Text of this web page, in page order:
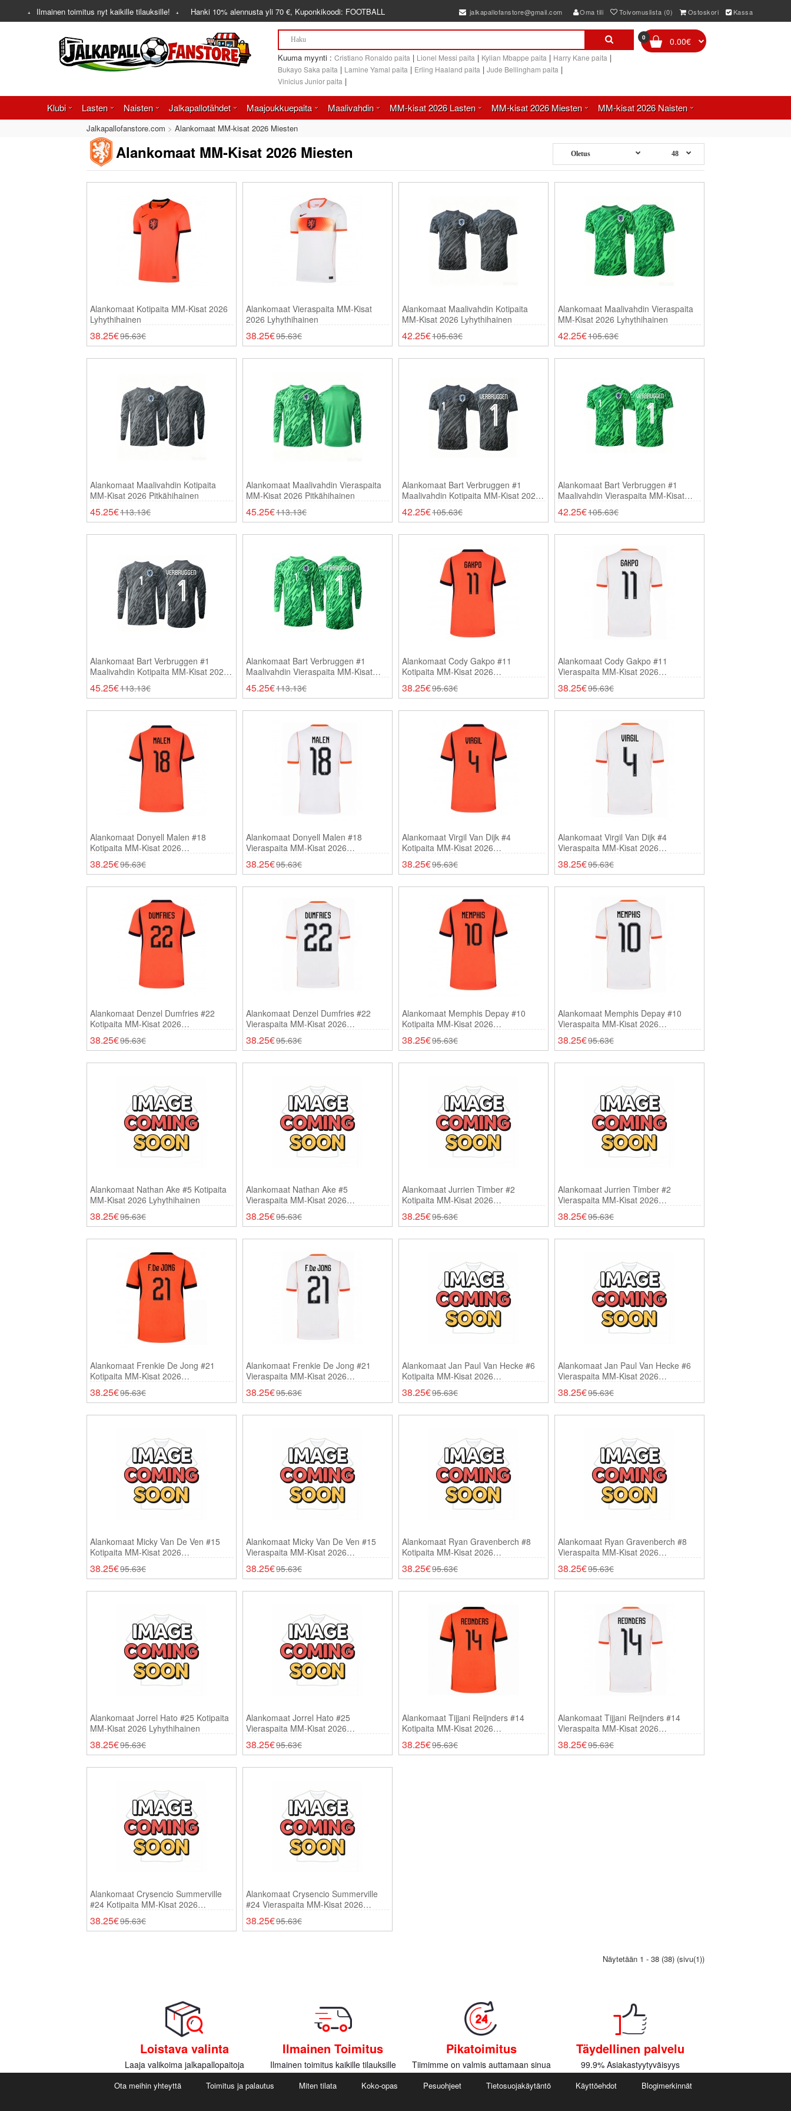
Ilmainen toimitus nyt kaikille tilauksille! Hanki 10% alennusta yli 70 €, Kuponkikoodi: FOOTBALL jalkapallofanstore@gmail.com Oma tili Toivomuslista (0) Ostoskori Kassa
Kuuma myynti : Cristiano Ronaldo paita | Lionel Messi paita | Kylian Mbappe paita | Harry Kane paita |
Bukayo Saka paita | Lamine Yamal paita | Erling Haaland paita | Jude Bellingham paita |
Vinicius Junior paita |
0 0.00€
Klubi Lasten Naisten Jalkapallotähdet Maajoukkuepaita Maalivahdin MM-kisat 2026 Lasten MM-kisat 2026 Miesten MM-kisat 2026 Naisten
Jalkapallofanstore.com Alankomaat MM-kisat 2026 Miesten
Alankomaat MM-Kisat 2026 Miesten
Alankomaat Kotipaita MM-Kisat 2026
Lyhythihainen
38.25€95.63€
Alankomaat Vieraspaita MM-Kisat
2026 Lyhythihainen
38.25€95.63€
Alankomaat Maalivahdin Kotipaita
MM-Kisat 2026 Lyhythihainen
42.25€105.63€
Alankomaat Maalivahdin Vieraspaita
MM-Kisat 2026 Lyhythihainen
42.25€105.63€
Alankomaat Maalivahdin Kotipaita
MM-Kisat 2026 Pitkähihainen
45.25€113.13€
Alankomaat Maalivahdin Vieraspaita
MM-Kisat 2026 Pitkähihainen
45.25€113.13€
Alankomaat Bart Verbruggen #1
Maalivahdin Kotipaita MM-Kisat 2026
Lyhythihainen
42.25€105.63€
Alankomaat Bart Verbruggen #1
Maalivahdin Vieraspaita MM-Kisat
2026 Lyhythihainen
42.25€105.63€
Alankomaat Bart Verbruggen #1
Maalivahdin Kotipaita MM-Kisat 2026
Pitkähihainen
45.25€113.13€
Alankomaat Bart Verbruggen #1
Maalivahdin Vieraspaita MM-Kisat
2026 Pitkähihainen
45.25€113.13€
Alankomaat Cody Gakpo #11
Kotipaita MM-Kisat 2026
Lyhythihainen
38.25€95.63€
Alankomaat Cody Gakpo #11
Vieraspaita MM-Kisat 2026
Lyhythihainen
38.25€95.63€
Alankomaat Donyell Malen #18
Kotipaita MM-Kisat 2026
Lyhythihainen
38.25€95.63€
Alankomaat Donyell Malen #18
Vieraspaita MM-Kisat 2026
Lyhythihainen
38.25€95.63€
Alankomaat Virgil Van Dijk #4
Kotipaita MM-Kisat 2026
Lyhythihainen
38.25€95.63€
Alankomaat Virgil Van Dijk #4
Vieraspaita MM-Kisat 2026
Lyhythihainen
38.25€95.63€
Alankomaat Denzel Dumfries #22
Kotipaita MM-Kisat 2026
Lyhythihainen
38.25€95.63€
Alankomaat Denzel Dumfries #22
Vieraspaita MM-Kisat 2026
Lyhythihainen
38.25€95.63€
Alankomaat Memphis Depay #10
Kotipaita MM-Kisat 2026
Lyhythihainen
38.25€95.63€
Alankomaat Memphis Depay #10
Vieraspaita MM-Kisat 2026
Lyhythihainen
38.25€95.63€
Alankomaat Nathan Ake #5 Kotipaita
MM-Kisat 2026 Lyhythihainen
38.25€95.63€
Alankomaat Nathan Ake #5
Vieraspaita MM-Kisat 2026
Lyhythihainen
38.25€95.63€
Alankomaat Jurrien Timber #2
Kotipaita MM-Kisat 2026
Lyhythihainen
38.25€95.63€
Alankomaat Jurrien Timber #2
Vieraspaita MM-Kisat 2026
Lyhythihainen
38.25€95.63€
Alankomaat Frenkie De Jong #21
Kotipaita MM-Kisat 2026
Lyhythihainen
38.25€95.63€
Alankomaat Frenkie De Jong #21
Vieraspaita MM-Kisat 2026
Lyhythihainen
38.25€95.63€
Alankomaat Jan Paul Van Hecke #6
Kotipaita MM-Kisat 2026
Lyhythihainen
38.25€95.63€
Alankomaat Jan Paul Van Hecke #6
Vieraspaita MM-Kisat 2026
Lyhythihainen
38.25€95.63€
Alankomaat Micky Van De Ven #15
Kotipaita MM-Kisat 2026
Lyhythihainen
38.25€95.63€
Alankomaat Micky Van De Ven #15
Vieraspaita MM-Kisat 2026
Lyhythihainen
38.25€95.63€
Alankomaat Ryan Gravenberch #8
Kotipaita MM-Kisat 2026
Lyhythihainen
38.25€95.63€
Alankomaat Ryan Gravenberch #8
Vieraspaita MM-Kisat 2026
Lyhythihainen
38.25€95.63€
Alankomaat Jorrel Hato #25 Kotipaita
MM-Kisat 2026 Lyhythihainen
38.25€95.63€
Alankomaat Jorrel Hato #25
Vieraspaita MM-Kisat 2026
Lyhythihainen
38.25€95.63€
Alankomaat Tijjani Reijnders #14
Kotipaita MM-Kisat 2026
Lyhythihainen
38.25€95.63€
Alankomaat Tijjani Reijnders #14
Vieraspaita MM-Kisat 2026
Lyhythihainen
38.25€95.63€
Alankomaat Crysencio Summerville
#24 Kotipaita MM-Kisat 2026
Lyhythihainen
38.25€95.63€
Alankomaat Crysencio Summerville
#24 Vieraspaita MM-Kisat 2026
Lyhythihainen
38.25€95.63€
Näytetään 1 - 38 (38) (sivu(1))
Loistava valinta
Laaja valikoima jalkapallopaitoja
Ilmainen Toimitus
Ilmainen toimitus kaikille tilauksille
Pikatoimitus
Tiimimme on valmis auttamaan sinua
Täydellinen palvelu
99.9% Asiakastyytyväisyys
Ota meihin yhteyttä Toimitus ja palautus Miten tilata Koko-opas Pesuohjeet Tietosuojakäytäntö Käyttöehdot Blogimerkinnät